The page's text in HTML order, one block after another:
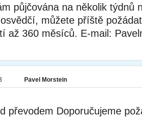
půjčována na několik týdnů
můžete příště
až 360 měsíců. E-mail:
Pavel Morstein
převodem Doporučujeme